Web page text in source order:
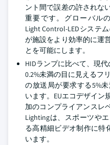
ント間で誤差の許されな
重要です。グローバル
Light Control-LEDシステ
が施設をより効率的に運
とを可能にします。
HIDランプに比べて、現
0.2%未満の目に見えるフ
の放送局が要求する5%
います。EUエコデザイン
加のコンプライアンスレ
Lightingは、スポーツや
る高精細ビデオ制作に特
います。